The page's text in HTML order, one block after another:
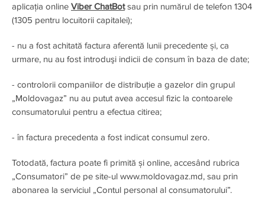
aplicația online Viber ChatBotsau prin numărul de telefon 1304
(1305 pentru locuitorii capitalei);
- nu a fost achitată factura aferentă lunii precedente și, ca
urmare, nu au fost introduşi indicii de consum în baza de date;
- controlorii companiilor de distribuție a gazelor din grupul
„Moldovagaz” nu au putut avea accesul fizic la contoarele
consumatorului pentru a efectua citirea;
- în factura precedenta a fost indicat consumul zero.
Totodată, factura poate fi primită și online, accesând rubrica
„Consumatori” de pe site-ul www.moldovagaz.md, sau prin
abonarea la serviciul „Contul personal al consumatorului”.